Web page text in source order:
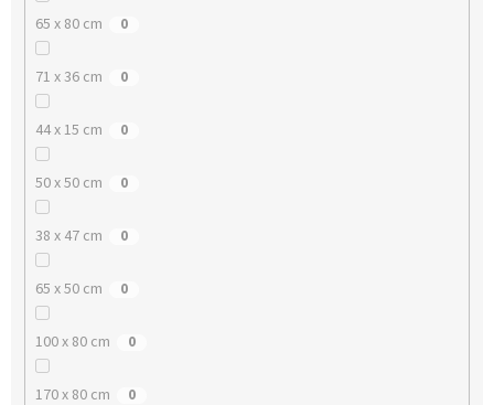
65 x 80 cm 0
71 x 36 cm 0
44 x 15 cm 0
50 x 50 cm 0
38 x 47 cm 0
65 x 50 cm 0
100 x 80 cm 0
170 x 80 cm 0